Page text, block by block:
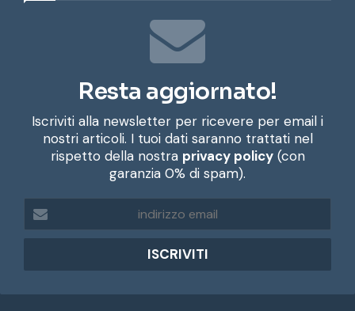
Resta aggiornato!
Iscriviti alla newsletter per ricevere per email i
nostri articoli. I tuoi dati saranno trattati nel
rispetto della nostra privacy policy(con
garanzia 0% di spam).
d
r